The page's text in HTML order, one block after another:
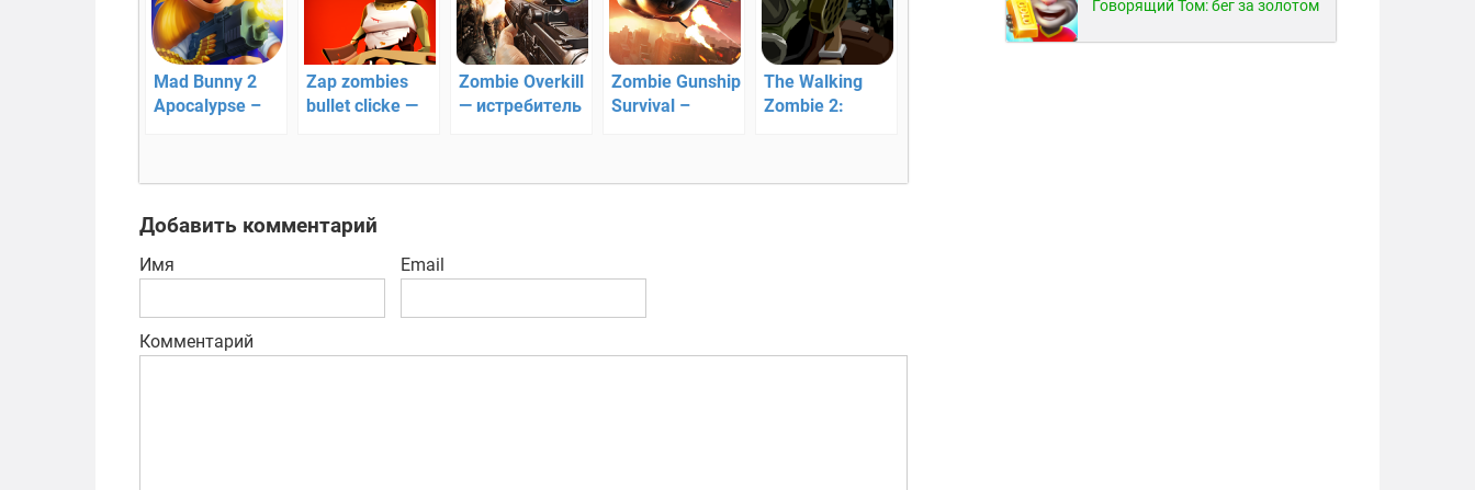
Mad Bunny 2
Apocalypse –
мутантов!
Zap zombies
bullet clicke —
Zombie Overkill
— истребитель
Zombie Gunship
Survival –
воздуха!
The Walking
Zombie 2:
Добавить комментарий
Имя Email
Комментарий
Говорящий Том: бег за золотом